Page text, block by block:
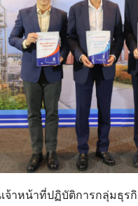
จ้าหน้าที่ปฏิบัติการกลุ่มธุ